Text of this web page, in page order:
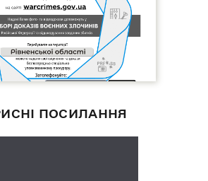
ПОСИЛАННЯ